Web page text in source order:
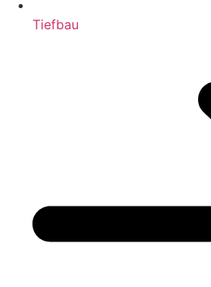
Tiefbau